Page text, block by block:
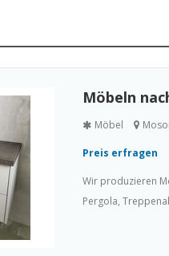
Möbeln
Möbel
Preis erfragen
Wir produzieren
Pergola,